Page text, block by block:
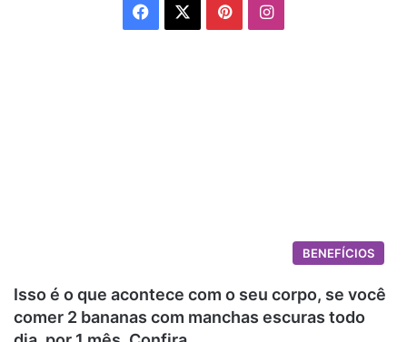
Facebook PinterestInstagram
BENEFÍCIOS
Isso é o que acontece com o seu corpo, se você
comer 2 bananas com manchas escuras todo